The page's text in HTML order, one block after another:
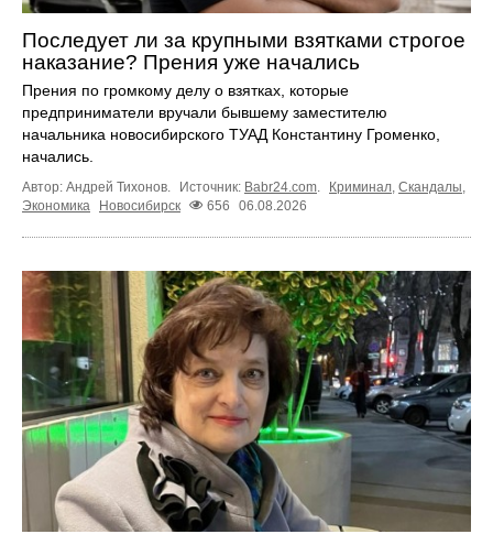
Последует ли за крупными взятками строгое
наказание? Прения уже начались
Прения по громкому делу о взятках, которые
предприниматели вручали бывшему заместителю
начальника новосибирского ТУАД Константину Громенко,
начались.
Автор: Андрей Тихонов. Источник: Babr24.com. Криминал, Скандалы,
Экономика
Новосибирск 656 06.08.2026